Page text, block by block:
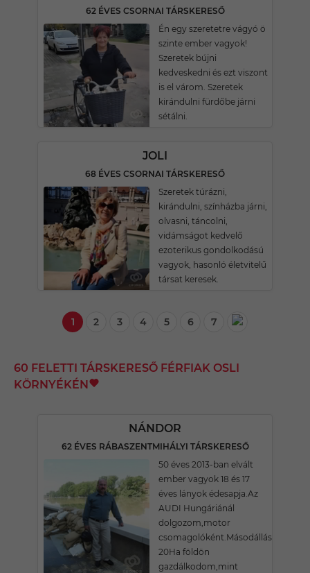
62 ÉVES CSORNAI TÁRSKERESŐ
Én egy szeretetre vágyó ö
szinte ember vagyok!
Szeretek bújni
kedveskedni és ezt viszont
is el várom. Szeretek
kirándulni fürdőbe járni
sétálni.
JOLI
68 ÉVES CSORNAI TÁRSKERESŐ
Szeretek túrázni,
kirándulni, színházba járni,
olvasni, táncolni,
vidámságot kedvelő
ezoterikus gondolkodású
vagyok, hasonló életvitelű
társat keresek.
1 2 3 4 5 6 7
60 FELETTI TÁRSKERESŐ FÉRFIAK OSLI
KÖRNYÉKÉN
NÁNDOR
62 ÉVES RÁBASZENTMIHÁLYI TÁRSKERESŐ
50 éves 2013-ban elvált
ember vagyok 18 és 17
éves lányok édesapja.Az
AUDI Hungáriánál
dolgozom,motor
csomagolóként.Másodállásom
20Ha földön
gazdálkodom,mint